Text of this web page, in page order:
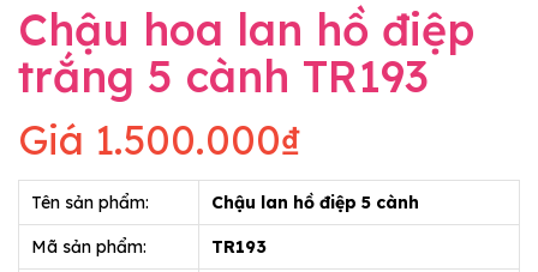
Chậu hoa lan hồ điệp
trắng 5 cành TR193
Giá 1.500.000₫
Tên sản phẩm: Chậu lan hồ điệp 5 cành
Mã sản phẩm: TR193